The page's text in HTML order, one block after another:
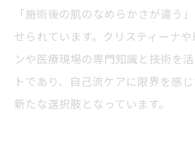
「施術後の肌のなめらかさが違う
せられています。クリスティーナ
ンや医療現場の専門知識と技術を
トであり、自己流ケアに限界を感じ
新たな選択肢となっています。